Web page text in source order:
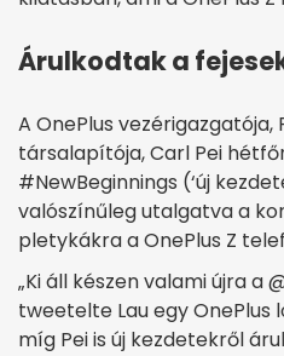
Árulkodtak a
A OnePlus vezérigazgatója,
társalapítója, Carl Pei
#NewBeginnings (‘új
valószínűleg utalgatva a
pletykákra a OnePlus Z
„Ki áll készen valami újra a
tweetelte Lau egy
míg Pei is új kezdetekről